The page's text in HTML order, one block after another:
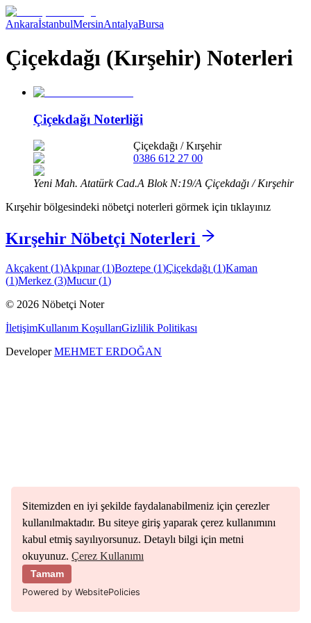
Sitemizden en iyi şekilde faydalanabilmeniz için çerezler
kullanılmaktadır. Bu siteye giriş yaparak çerez kullanımını
kabul etmiş sayılıyorsunuz. Detaylı bilgi için metni
okuyunuz. Çerez Kullanımı
Tamam
Powered by WebsitePolicies
AnkaraİstanbulMersinAntalyaBursa
Çiçekdağı (Kırşehir) Noterleri
Çiçekdağı Noterliği
Çiçekdağı /Kırşehir
0386 612 27 00
Yeni Mah. Atatürk Cad.A Blok N:19/A Çiçekdağı / Kırşehir
Kırşehirbölgesindeki nöbetçi noterleri görmek için tıklayınız
Kırşehir Nöbetçi Noterleri
Akçakent (1)Akpınar(1)Boztepe (1)Çiçekdağı (1)Kaman
(1)Merkez (3)Mucur(1)
© 2026 Nöbetçi Noter
İletişimKullanım KoşullarıGizlilik Politikası
DeveloperMEHMET ERDOĞAN